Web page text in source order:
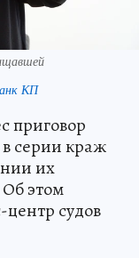
КП
приговор
серии краж
их
этом
судов